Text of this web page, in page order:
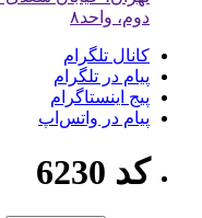
دوم، واحد۸
کانال تلگرام
پیام در تلگرام
پیج اینستاگرام
پیام در واتس‌اپ
کد 6230